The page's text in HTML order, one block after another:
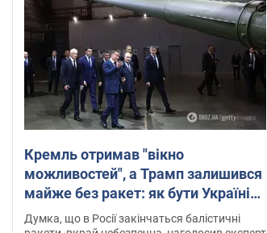
Кремль отримав "вікно
можливостей", а Трамп залишився
майже без ракет: як бути Україні?
Інтерв’ю з Мельником
Думка, що в Росії закінчаться балістичні